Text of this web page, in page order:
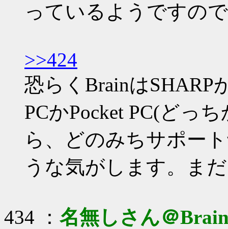
っているようですの
>>424
恐らくBrainはSHARP
PCかPocket PC(どっ
ら、どのみちサポー
うな気がします。ま
434 ： 名無しさん＠